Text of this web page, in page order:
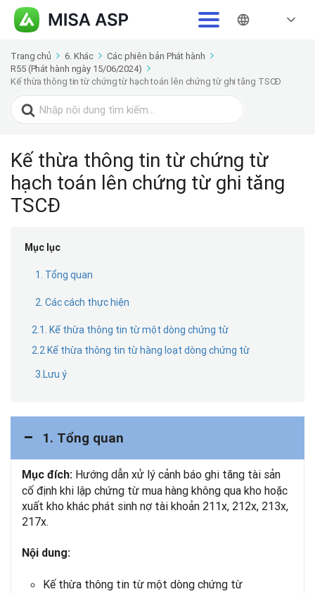
Trang chủ 6. Khác
Các phiên bản Phát hành
R55 (Phát hành ngày 15/06/2024)
Kế thừa thông tin từ chứng từ hạch toán lên chứng từ ghi tăng TSCĐ
Search
for:
Kế thừa thông tin từ chứng từ
hạch toán lên chứng từ ghi tăng
TSCĐ
Mục lục
1. Tổng quan
2. Các cách thực hiện
2.1. Kế thừa thông tin từ một dòng chứng từ
2.2 Kế thừa thông tin từ hàng loạt dòng chứng từ
3.Lưu ý
1. Tổng quan
Mục đích: Hướng dẫn xử lý cảnh báo ghi tăng tài sản
cố định khi lập chứng từ mua hàng không qua kho hoặc
xuất kho khác phát sinh nợ tài khoản 211x, 212x, 213x,
217x.
Nội dung:
Kế thừa thông tin từ một dòng chứng từ